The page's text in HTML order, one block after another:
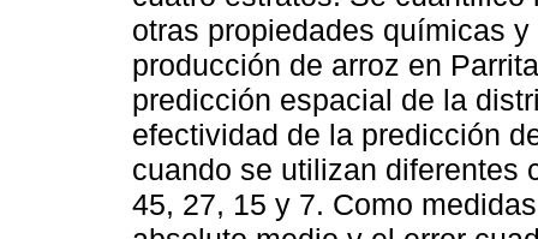
otras propiedades químicas
producción de arroz en
predicción espacial de la
efectividad de la predicción
cuando se utilizan diferentes
45, 27, 15 y 7. Como